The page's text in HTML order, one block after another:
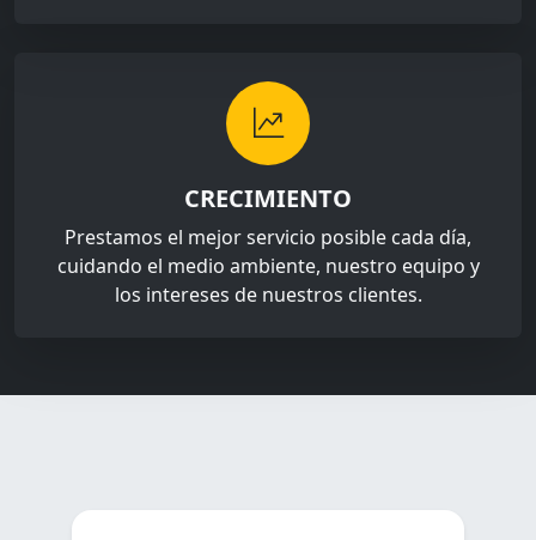
CRECIMIENTO
Prestamos el mejor servicio posible cada día,
cuidando el medio ambiente, nuestro equipo y
los intereses de nuestros clientes.